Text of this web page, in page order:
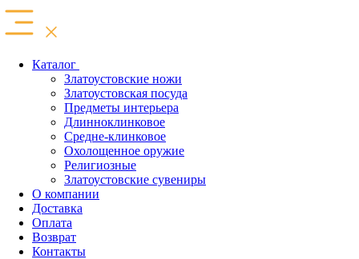
Каталог
Златоустовские ножи
Златоустовская посуда
Предметы интерьера
Длинноклинковое
Средне-клинковое
Охолощенное оружие
Религиозные
Златоустовские сувениры
О компании
Доставка
Оплата
Возврат
Контакты